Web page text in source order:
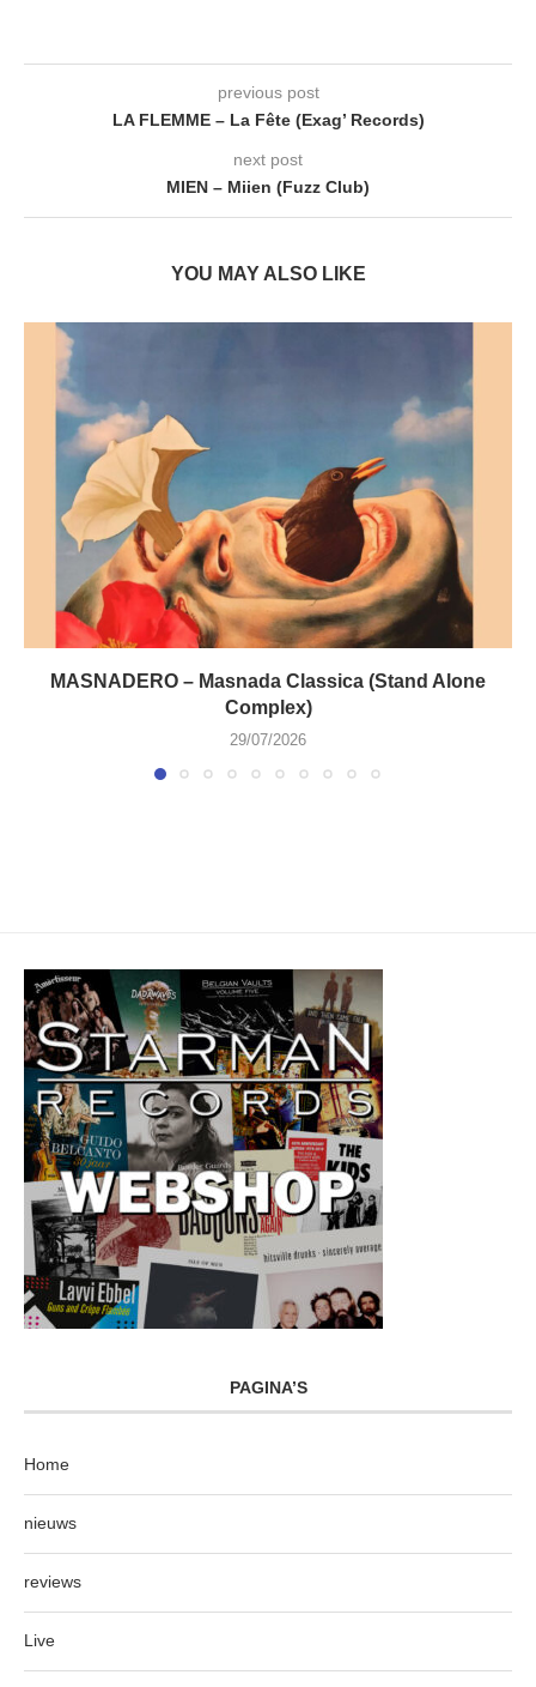
previous post
LA FLEMME – La Fête (Exag’ Records)
next post
MIEN – Miien (Fuzz Club)
YOU MAY ALSO LIKE
MASNADERO – Masnada Classica (Stand Alone
Complex)
29/07/2026
PAGINA’S
Home
nieuws
reviews
Live